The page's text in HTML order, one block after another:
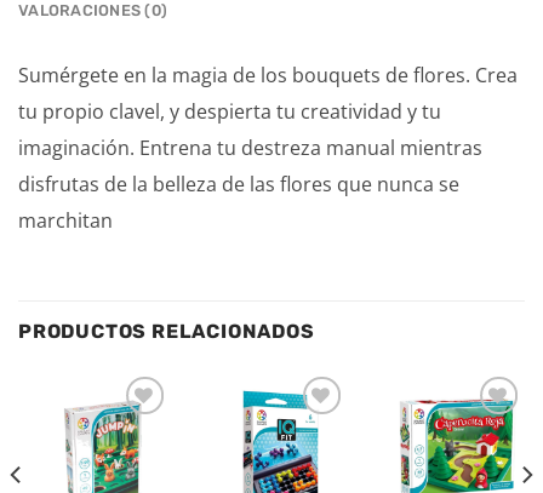
VALORACIONES (0)
Sumérgete en la magia de los bouquets de flores. Crea
tu propio clavel, y despierta tu creatividad y tu
imaginación. Entrena tu destreza manual mientras
disfrutas de la belleza de las flores que nunca se
marchitan
PRODUCTOS RELACIONADOS
Añadir
a la
lista de
deseos
Añadir
a la
lista de
deseos
Añadir
a la
lista de
deseos